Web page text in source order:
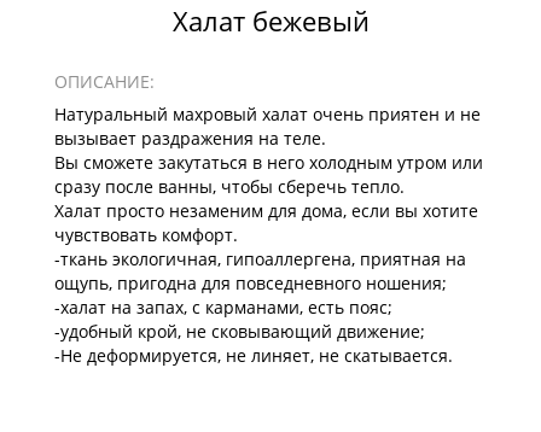
Халат бежевый
ОПИСАНИЕ:
Натуральный махровый халат очень приятен и не
вызывает раздражения на теле.
Вы сможете закутаться в него холодным утром или
сразу после ванны, чтобы сберечь тепло.
Халат просто незаменим для дома, если вы хотите
чувствовать комфорт.
-ткань экологичная, гипоаллергена, приятная на
ощупь, пригодна для повседневного ношения;
-халат на запах, с карманами, есть пояс;
-удобный крой, не сковывающий движение;
-Не деформируется, не линяет, не скатывается.